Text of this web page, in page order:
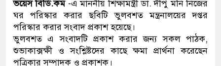
উদ্ধার
জনগণ পরিবর্তন চেয়েছে
ভয়েস বিডি.কম-এ মাননীয় শিক্ষামন্ত্রী ডা. দীপু মনি নিজের
ঘর পরিস্কার করার ছবিটি ভুলবশত মন্ত্রনালয়ের দপ্তর
পরিস্কার করার সংবাদ প্রকাশ হয়েছে।
ভুলবশত এ সংবাদটি প্রকাশ করার জন্য সকল পাঠক,
শুভাকাক্সক্ষী ও সংশ্লিষ্টদের কাছে ক্ষমা প্রার্থনা করেছেন
পত্রিকার সম্পাদক ও প্রকাশক।